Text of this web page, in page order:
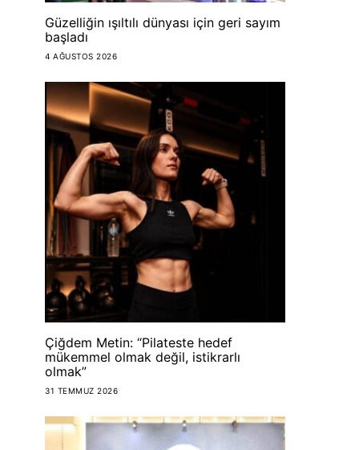
Güzelliğin ışıltılı dünyası için geri sayım
başladı
4 AĞUSTOS 2026
Çiğdem Metin: “Pilateste hedef
mükemmel olmak değil, istikrarlı
olmak”
31 TEMMUZ 2026